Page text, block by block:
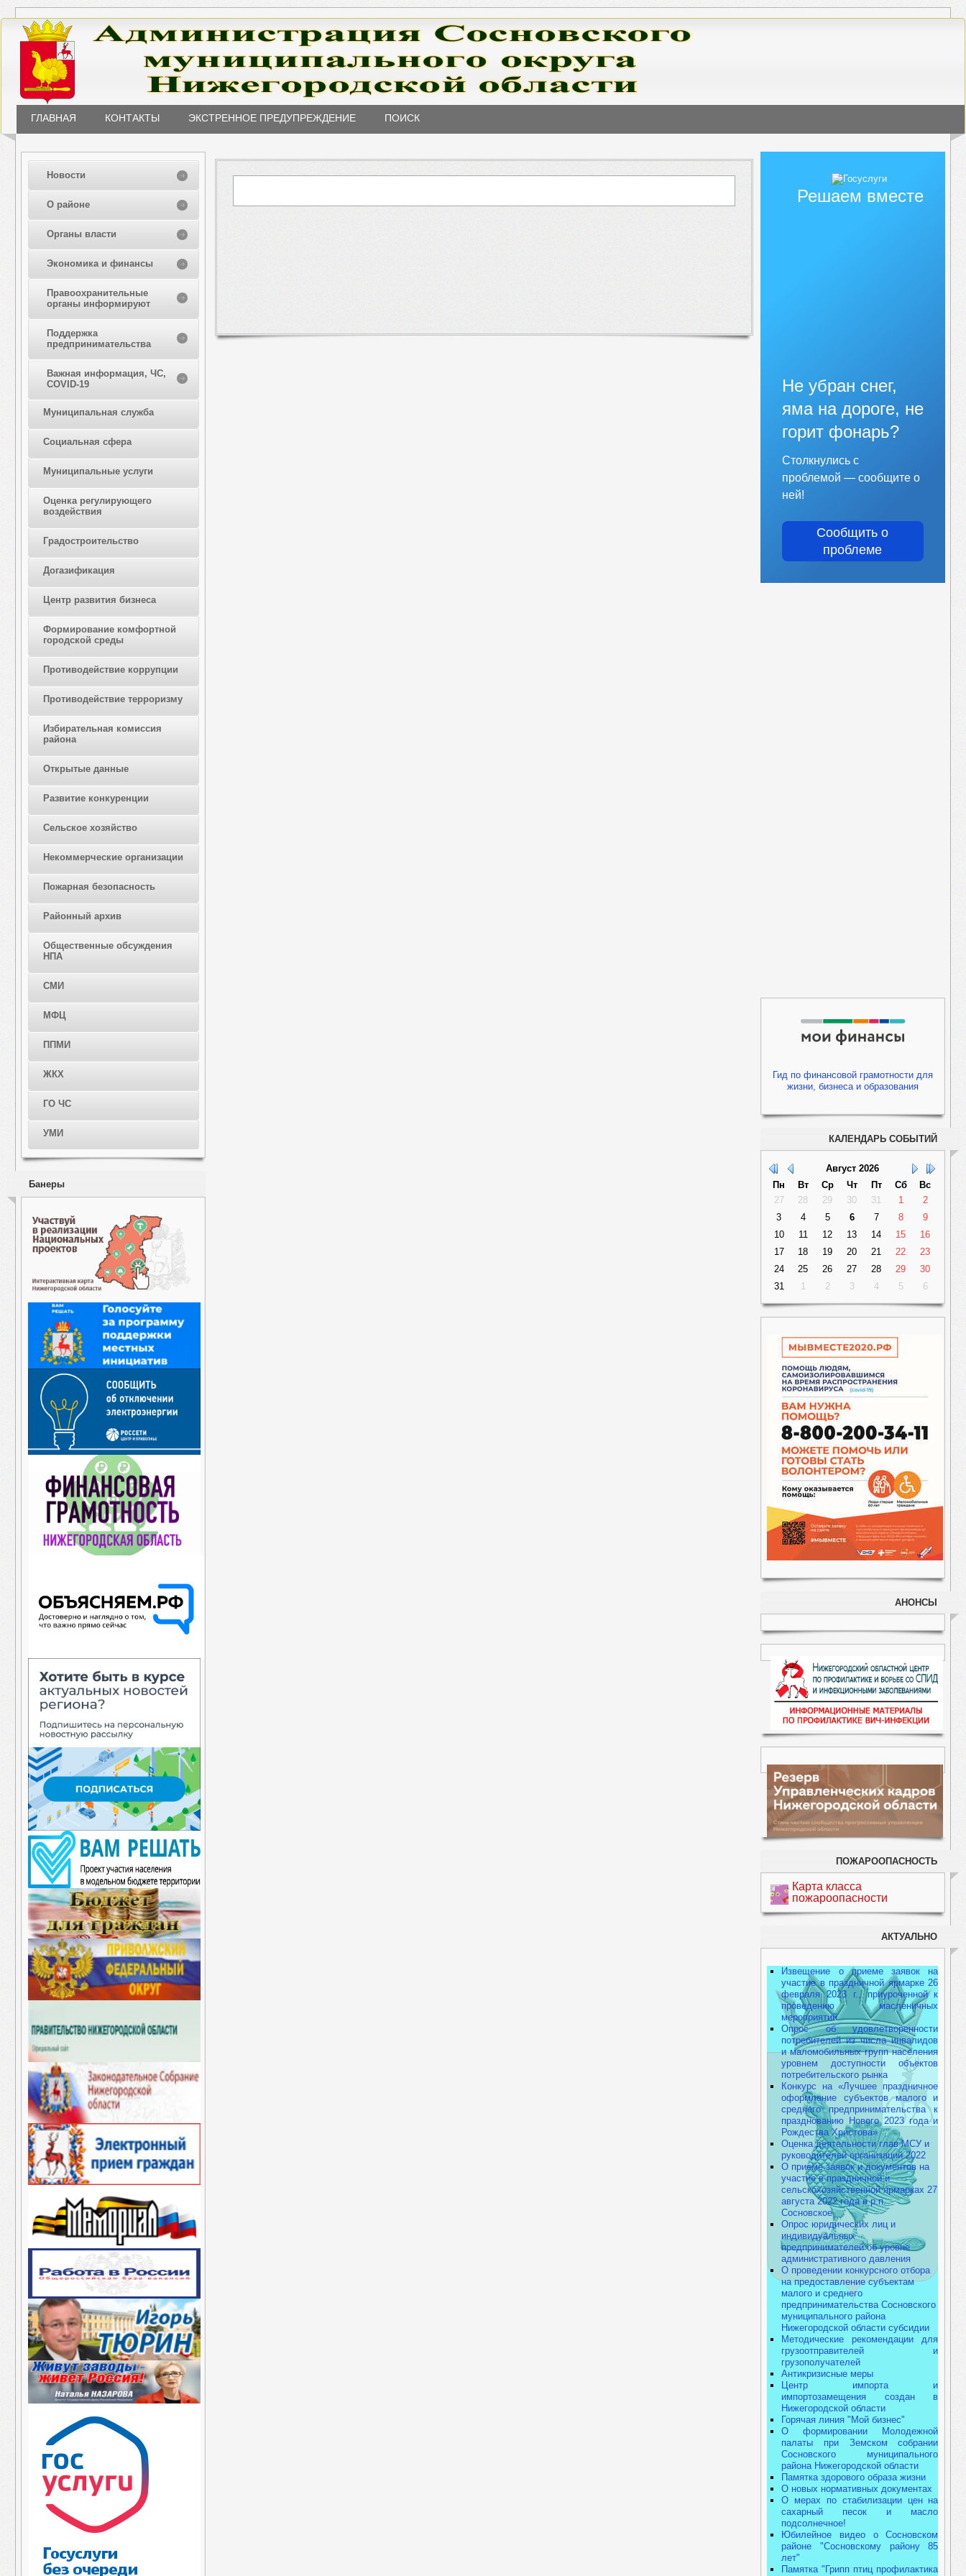
ГЛАВНАЯ КОНТАКТЫ ЭКСТРЕННОЕ ПРЕДУПРЕЖДЕНИЕ ПОИСК
Новости
О районе
Органы власти
Экономика и финансы
Правоохранительные
органы информируют
Поддержка
предпринимательства
Важная информация, ЧС,
COVID-19
Муниципальная служба
Социальная сфера
Муниципальные услуги
Оценка регулирующего
воздействия
Градостроительство
Догазификация
Центр развития бизнеса
Формирование комфортной
городской среды
Противодействие коррупции
Противодействие терроризму
Избирательная комиссия
района
Открытые данные
Развитие конкуренции
Сельское хозяйство
Некоммерческие организации
Пожарная безопасность
Районный архив
Общественные обсуждения
НПА
СМИ
МФЦ
ППМИ
ЖКХ
ГО ЧС
УМИ
Банеры
Решаем вместе
Не убран снег,
яма на дороге, не
горит фонарь?
Столкнулись с
проблемой — сообщите о
ней!
Сообщить о
проблеме
Гид по финансовой грамотности для
жизни, бизнеса и образования
КАЛЕНДАРЬ СОБЫТИЙ
Август 2026
Пн
Вт Ср Чт Пт Сб
Вс
27
28 29 30 31 1
2
3
4 5 6 7 8
9
10
11 12 13 14 15
16
17
18 19 20 21 22
23
24
25 26 27 28 29
30
31
1 2 3 4 5 6
АНОНСЫ
ПОЖАРООПАСНОСТЬ
Карта класса
пожароопасности
АКТУАЛЬНО
Извещение о приеме заявок на
участие в праздничной ярмарке 26
февраля 2023 г., приуроченной к
проведению масленичных
мероприятий
Опрос об удовлетворенности
потребителей из числа инвалидов
и маломобильных групп населения
уровнем доступности объектов
потребительского рынка
Конкурс на «Лучшее праздничное
оформление субъектов малого и
среднего предпринимательства к
празднованию Нового 2023 года и
Рождества Христова»
Оценка деятельности глав МСУ и
руководителей организаций 2022
О приеме заявок и документов на
участие в праздничной и
сельскохозяйственной ярмарках 27
августа 2022 года в р.п.
Сосновское
Опрос юридических лиц и
индивидуальных
предпринимателей об уровне
административного давления
О проведении конкурсного отбора
на предоставление субъектам
малого и среднего
предпринимательства Сосновского
муниципального района
Нижегородской области субсидии
Методические рекомендации для
грузоотправителей и
грузополучателей
Антикризисные меры
Центр импорта и
импортозамещения создан в
Нижегородской области
Горячая линия "Мой бизнес"
О формировании Молодежной
палаты при Земском собрании
Сосновского муниципального
района Нижегородской области
Памятка здорового образа жизни
О новых нормативных документах
О мерах по стабилизации цен на
сахарный песок и масло
подсолнечное!
Юбилейное видео о Сосновском
районе "Сосновскому району 85
лет"
Памятка "Грипп птиц профилактика